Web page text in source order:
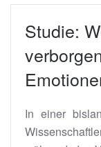
Studie:
In einer